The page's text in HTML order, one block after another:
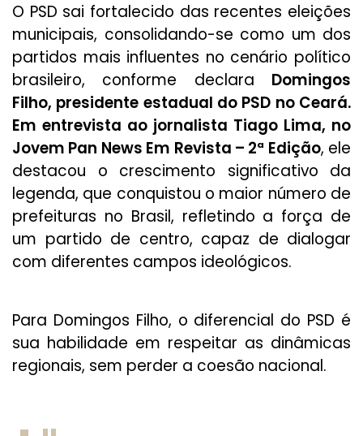
O PSD sai fortalecido das recentes eleições
municipais, consolidando-se como um dos
partidos mais influentes no cenário político
brasileiro, conforme declara Domingos
Filho, presidente estadual do PSD no Ceará.
Em entrevista ao jornalista Tiago Lima, no
Jovem Pan News Em Revista – 2ª Edição, ele
destacou o crescimento significativo da
legenda, que conquistou o maior número de
prefeituras no Brasil, refletindo a força de
um partido de centro, capaz de dialogar
com diferentes campos ideológicos.
Para Domingos Filho, o diferencial do PSD é
sua habilidade em respeitar as dinâmicas
regionais, sem perder a coesão nacional.